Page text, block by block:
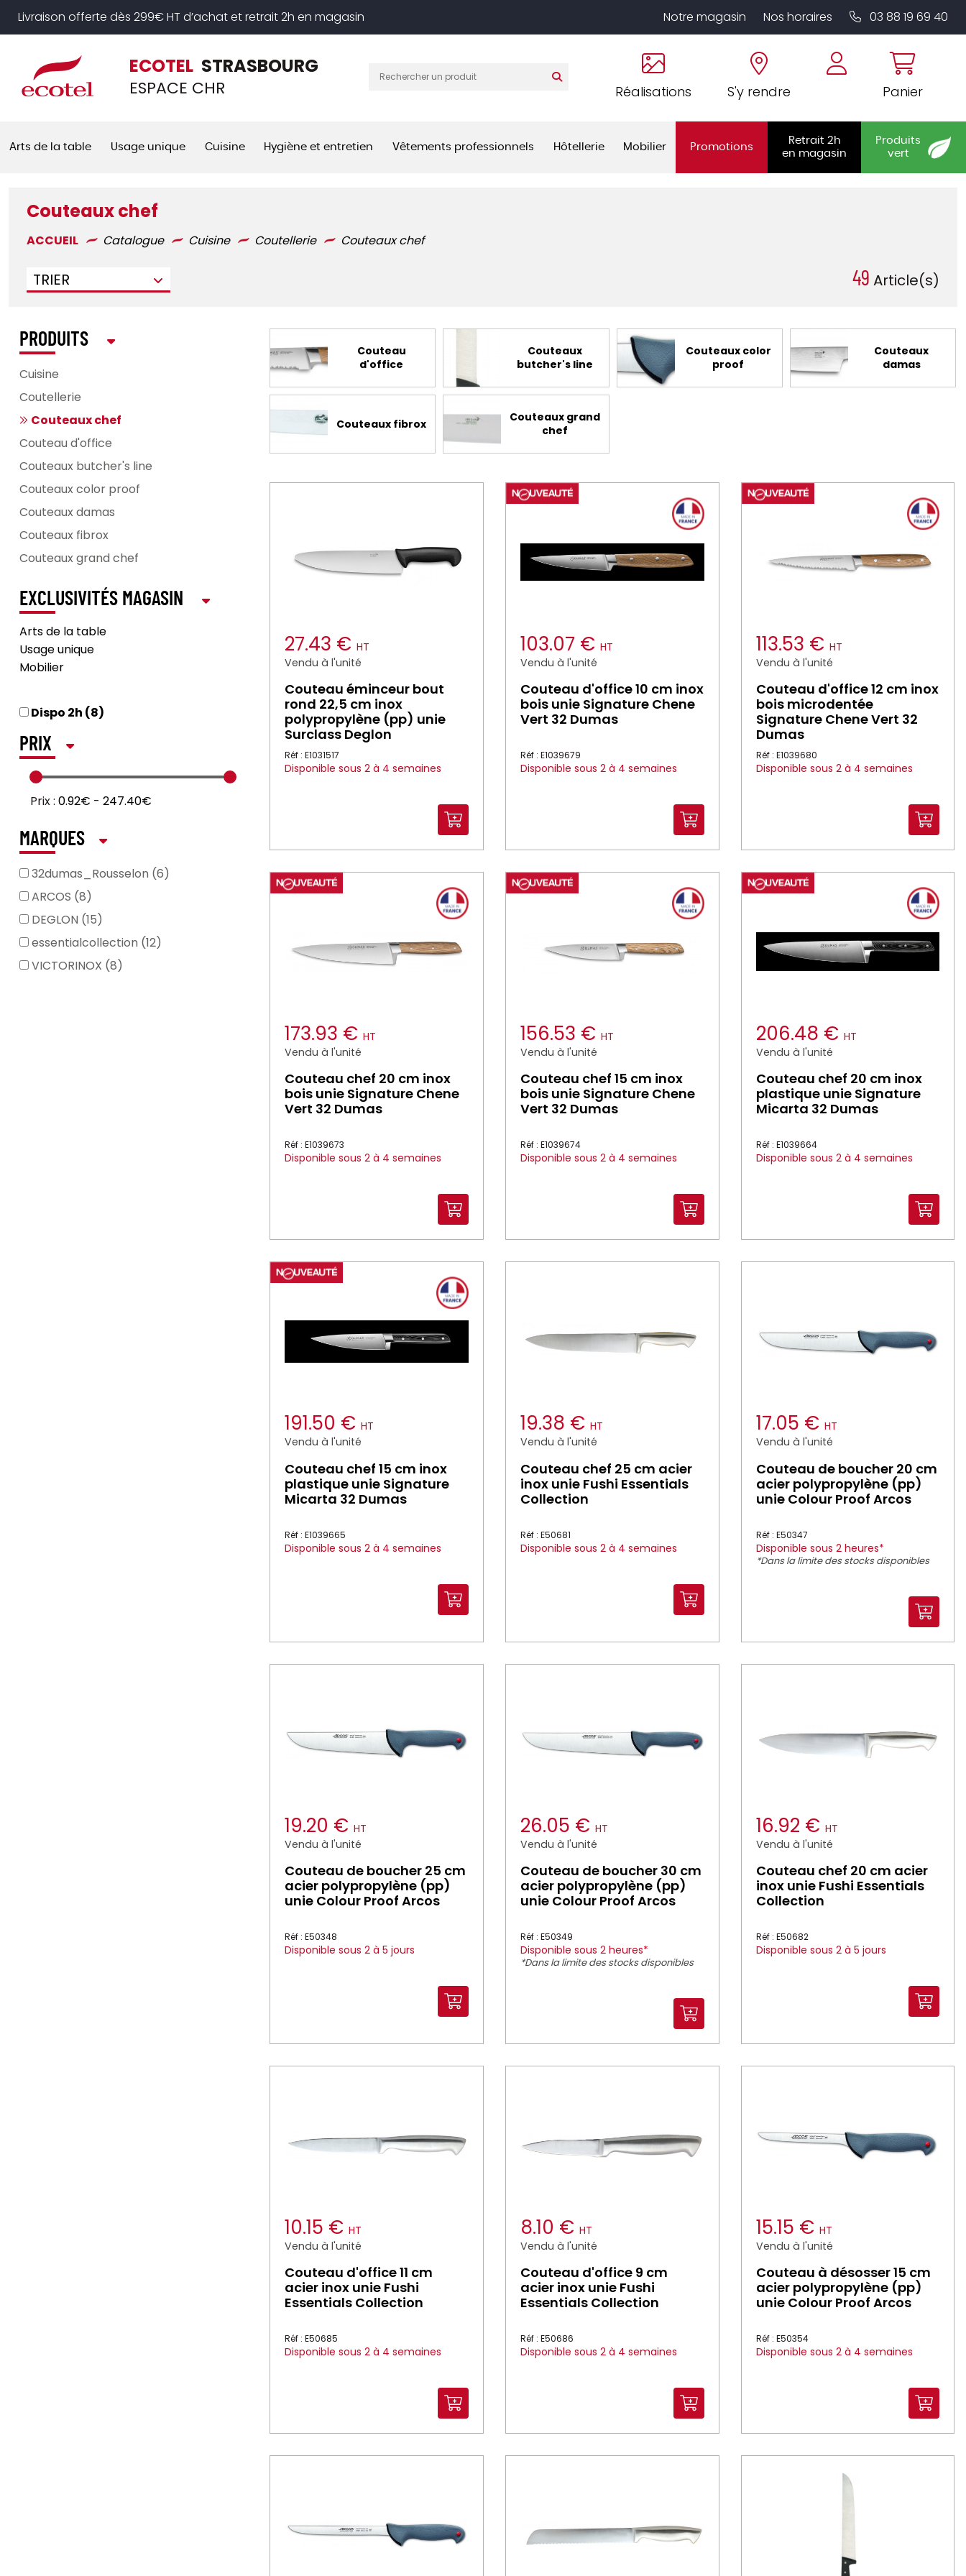
Livraison offerte dès 299€ HT d’achat et retrait 2h en magasin Notre magasin Nos horaires 03 88 19 69 40
ECOTEL STRASBOURG
ESPACE CHR Réalisations S'y rendre Panier
Arts de la table Usage unique Cuisine Hygiène et entretien Vêtements professionnels Hôtellerie Mobilier Promotions
Retrait 2h
en magasin
Produits
vert
Couteaux chef
ACCUEIL Catalogue Cuisine Coutellerie Couteaux chef
TRIER 49 Article(s)
Couteau
d'office
Couteaux
butcher's line
Couteaux color
proof
Couteaux
damas
Couteaux fibrox
Couteaux grand
chef
27.43 € HT
Vendu à l'unité
Couteau éminceur bout
rond 22,5 cm inox
polypropylène (pp) unie
Surclass Deglon
Réf : E1031517
Disponible sous 2 à 4 semaines
103.07 € HT
Vendu à l'unité
Couteau d'office 10 cm inox
bois unie Signature Chene
Vert 32 Dumas
Réf : E1039679
Disponible sous 2 à 4 semaines
113.53 € HT
Vendu à l'unité
Couteau d'office 12 cm inox
bois microdentée
Signature Chene Vert 32
Dumas
Réf : E1039680
Disponible sous 2 à 4 semaines
173.93 € HT
Vendu à l'unité
Couteau chef 20 cm inox
bois unie Signature Chene
Vert 32 Dumas
Réf : E1039673
Disponible sous 2 à 4 semaines
156.53 € HT
Vendu à l'unité
Couteau chef 15 cm inox
bois unie Signature Chene
Vert 32 Dumas
Réf : E1039674
Disponible sous 2 à 4 semaines
206.48 € HT
Vendu à l'unité
Couteau chef 20 cm inox
plastique unie Signature
Micarta 32 Dumas
Réf : E1039664
Disponible sous 2 à 4 semaines
191.50 € HT
Vendu à l'unité
Couteau chef 15 cm inox
plastique unie Signature
Micarta 32 Dumas
Réf : E1039665
Disponible sous 2 à 4 semaines
19.38 € HT
Vendu à l'unité
Couteau chef 25 cm acier
inox unie Fushi Essentials
Collection
Réf : E50681
Disponible sous 2 à 4 semaines
17.05 € HT
Vendu à l'unité
Couteau de boucher 20 cm
acier polypropylène (pp)
unie Colour Proof Arcos
Réf : E50347
Disponible sous 2 heures*
*Dans la limite des stocks disponibles
19.20 € HT
Vendu à l'unité
Couteau de boucher 25 cm
acier polypropylène (pp)
unie Colour Proof Arcos
Réf : E50348
Disponible sous 2 à 5 jours
26.05 € HT
Vendu à l'unité
Couteau de boucher 30 cm
acier polypropylène (pp)
unie Colour Proof Arcos
Réf : E50349
Disponible sous 2 heures*
*Dans la limite des stocks disponibles
16.92 € HT
Vendu à l'unité
Couteau chef 20 cm acier
inox unie Fushi Essentials
Collection
Réf : E50682
Disponible sous 2 à 5 jours
10.15 € HT
Vendu à l'unité
Couteau d'office 11 cm
acier inox unie Fushi
Essentials Collection
Réf : E50685
Disponible sous 2 à 4 semaines
8.10 € HT
Vendu à l'unité
Couteau d'office 9 cm
acier inox unie Fushi
Essentials Collection
Réf : E50686
Disponible sous 2 à 4 semaines
15.15 € HT
Vendu à l'unité
Couteau à désosser 15 cm
acier polypropylène (pp)
unie Colour Proof Arcos
Réf : E50354
Disponible sous 2 à 4 semaines
PRODUITS
Cuisine
Coutellerie
Couteaux chef
Couteau d'office
Couteaux butcher's line
Couteaux color proof
Couteaux damas
Couteaux fibrox
Couteaux grand chef
EXCLUSIVITÉS MAGASIN
Arts de la table
Usage unique
Mobilier
Dispo 2h (8)
PRIX
Prix : 0.92€ - 247.40€
MARQUES
32dumas_Rousselon (6)
ARCOS (8)
DEGLON (15)
essentialcollection (12)
VICTORINOX (8)
Panneau de gestion des cookies